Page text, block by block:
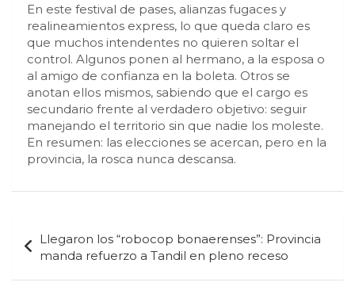
En este festival de pases, alianzas fugaces y
realineamientos express, lo que queda claro es
que muchos intendentes no quieren soltar el
control. Algunos ponen al hermano, a la esposa o
al amigo de confianza en la boleta. Otros se
anotan ellos mismos, sabiendo que el cargo es
secundario frente al verdadero objetivo: seguir
manejando el territorio sin que nadie los moleste.
En resumen: las elecciones se acercan, pero en la
provincia, la rosca nunca descansa.
de
entradas
Llegaron los “robocop bonaerenses”: Provincia
manda refuerzo a Tandil en pleno receso